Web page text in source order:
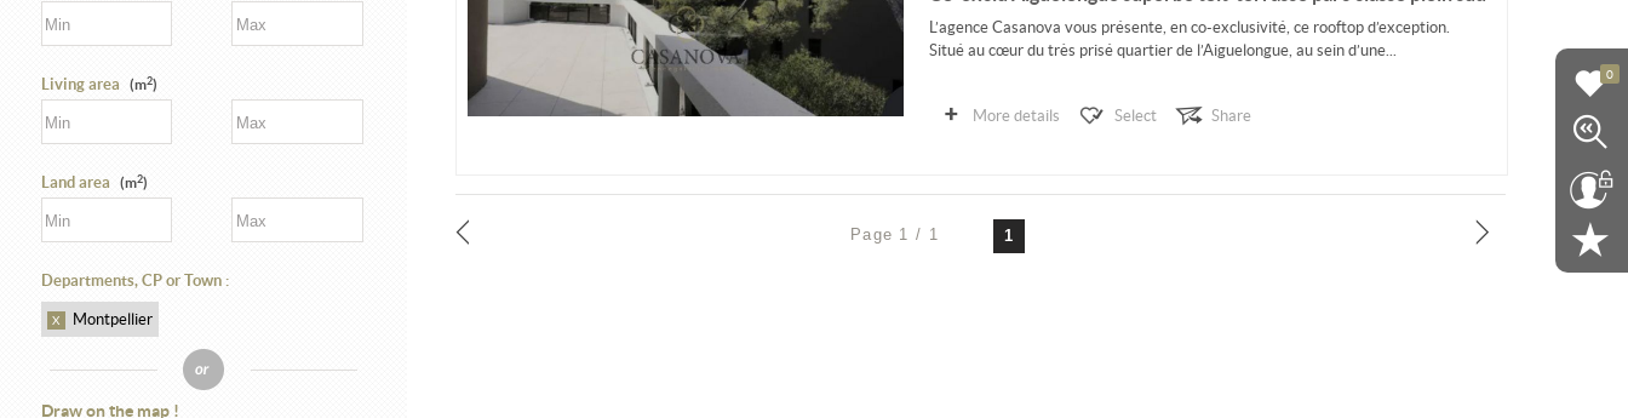
0
Living area (m2)
Land area (m2)
Departments, CP or Town :
X Montpellier
Draw on the map !
L’agence Casanova vous présente, en co-exclusivité, ce rooftop d’exception.
Situé au cœur du très prisé quartier de l’Aiguelongue, au sein d’une...
More details Select Share
Page 1 / 1 1